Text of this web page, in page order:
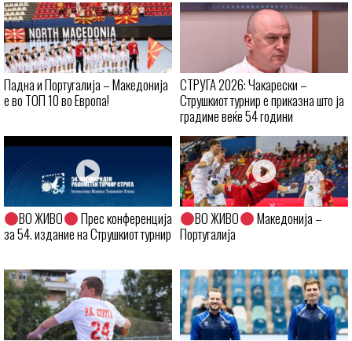
Падна и Португалија – Македонија
е во ТОП 10 во Европа!
СТРУГА 2026: Чакарески –
Струшкиот турнир е приказна што ја
градиме веќе 54 години
ВО ЖИВО
Прес конференција
за 54. издание на Струшкиот турнир
ВО ЖИВО
Македонија –
Португалија